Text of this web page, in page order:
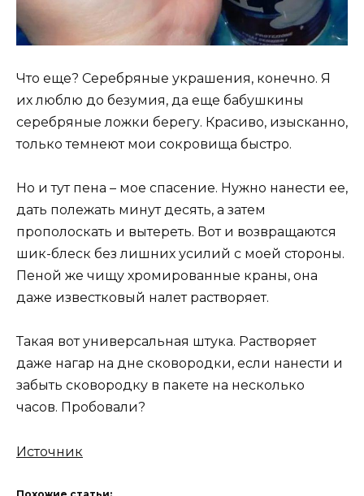
Что еще? Серебряные украшения, конечно. Я
их люблю до безумия, да еще бабушкины
серебряные ложки берегу. Красиво, изысканно,
только темнеют мои сокровища быстро.
Но и тут пена – мое спасение. Нужно нанести ее,
дать полежать минут десять, а затем
прополоскать и вытереть. Вот и возвращаются
шик-блеск без лишних усилий с моей стороны.
Пеной же чищу хромированные краны, она
даже известковый налет растворяет.
Такая вот универсальная штука. Растворяет
даже нагар на дне сковородки, если нанести и
забыть сковородку в пакете на несколько
часов. Пробовали?
Источник